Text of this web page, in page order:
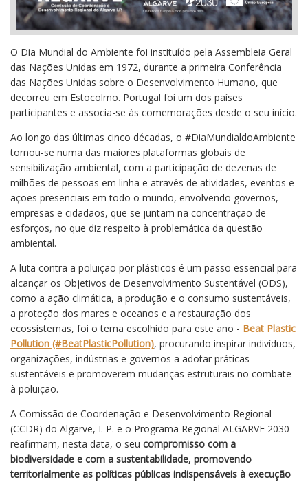
O Dia Mundial do Ambiente foi instituído pela Assembleia Geral
das Nações Unidas em 1972, durante a primeira Conferência
das Nações Unidas sobre o Desenvolvimento Humano, que
decorreu em Estocolmo. Portugal foi um dos países
participantes e associa-se às comemorações desde o seu início.
Ao longo das últimas cinco décadas, o #DiaMundialdoAmbiente
tornou-se numa das maiores plataformas globais de
sensibilização ambiental, com a participação de dezenas de
milhões de pessoas em linha e através de atividades, eventos e
ações presenciais em todo o mundo, envolvendo governos,
empresas e cidadãos, que se juntam na concentração de
esforços, no que diz respeito à problemática da questão
ambiental.
A luta contra a poluição por plásticos é um passo essencial para
alcançar os Objetivos de Desenvolvimento Sustentável (ODS),
como a ação climática, a produção e o consumo sustentáveis,
a proteção dos mares e oceanos e a restauração dos
ecossistemas, foi o tema escolhido para este ano - Beat Plastic
Pollution (#BeatPlasticPollution), procurando inspirar indivíduos,
organizações, indústrias e governos a adotar práticas
sustentáveis e promoverem mudanças estruturais no combate
à poluição.
A Comissão de Coordenação e Desenvolvimento Regional
(CCDR) do Algarve, I. P. e o Programa Regional ALGARVE 2030
reafirmam, nesta data, o seu compromisso com a
biodiversidade e com a sustentabilidade, promovendo
territorialmente as políticas públicas indispensáveis à execução